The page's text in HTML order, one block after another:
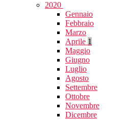
2020
Gennaio
Febbraio
Marzo
Aprile 1
Maggio
Giugno
Luglio
Agosto
Settembre
Ottobre
Novembre
Dicembre